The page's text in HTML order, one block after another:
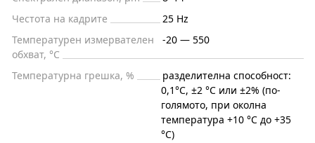
Честота на кадрите
25 Hz
Температурен измервателен
обхват, °С
-20 — 550
Температурна грешка, %
разделителна способност:
0,1°C, ±2 °C или ±2% (по-
голямото, при околна
температура +10 °C до +35
°C)